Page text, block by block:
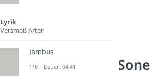
Lyrik
Versmaß Arten
Jambus
1/6 – Dauer: 04:41